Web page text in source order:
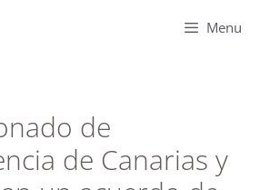
Menu
de
de Canarias y